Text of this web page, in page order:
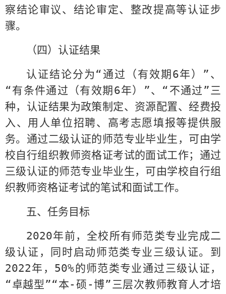
察结论审议、结论审定、整改提高等认证步
骤。
（四）认证结果
认证结论分为“通过（有效期 6年）”、
“有条件通过（有效期 6年）”、“不通过”三
种，认证结果为政策制定、资源配置、经费投
入、用人单位招聘、高考志愿填报等提供服
务。通过二级认证的师范专业毕业生，可由学
校自行组织教师资格证考试的面试工作；通过
三级认证的师范专业毕业生，可由学校自行组
织教师资格证考试的笔试和面试工作。
五、任务目标
2020年前，全校所有师范类专业完成二
级认证，同时启动师范类专业三级认证。到
2022年， 50%的师范类专业通过三级认证，
“卓越型”“本- 硕 -博”三层次教师教育人才培